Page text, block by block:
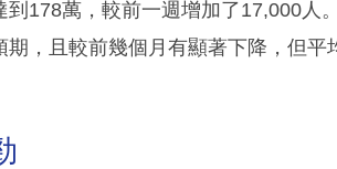
178萬，較前一週增加了17,000人
期，且較前幾個月有顯著下降，但平